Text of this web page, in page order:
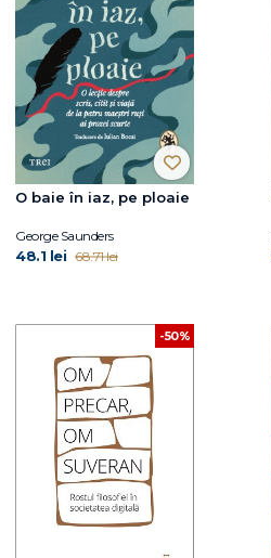
O baie în iaz, pe ploaie
George Saunders
48.1 lei 68.71 lei
-50%